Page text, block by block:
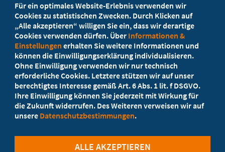
Ihr Landesverband berät Sie!
Ansprechpartner
Werden Sie jetzt Mitglied
5 Vorteile einer MB-Mitgliedschaft
Für ein optimales Website-Erlebnis verwenden wir
Cookies zu statistischen Zwecken. Durch Klicken auf
„Alle akzeptieren“ willigen Sie ein, dass wir derartige
Cookies verwenden dürfen. Über Informationen &
Einstellungen erhalten Sie weitere Informationen und
können die Einwilligungserklärung individualisieren.
Ohne Einwilligung verwenden wir nur technisch
erforderliche Cookies. Letztere stützen wir auf unser
berechtigtes Interesse gemäß Art. 6 Abs. 1 lit. f DSGVO.
Ihre Einwilligung können Sie jederzeit mit Wirkung für
die Zukunft widerrufen. Des Weiteren verweisen wir auf
unsere Datenschutzbestimmungen.
ALLE AKZEPTIEREN